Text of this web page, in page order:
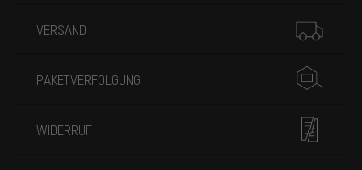
VERSAND
PAKETVERFOLGUNG
WIDERRUF